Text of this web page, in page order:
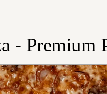
- Premium